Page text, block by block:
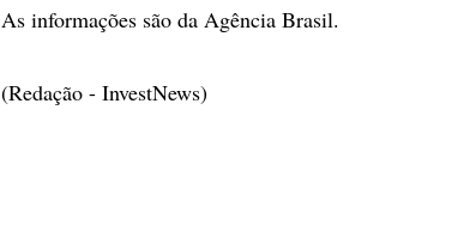
As informações são da Agência Brasil.
(Redação - InvestNews)